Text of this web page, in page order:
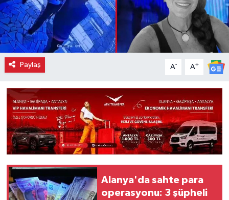
Paylaş A- A+
Alanya'da sahte para
operasyonu: 3 şüpheli